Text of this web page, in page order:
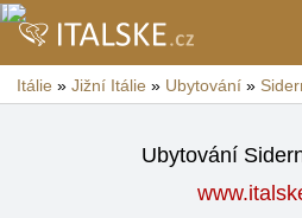
Itálie » Jižní Itálie » Ubytování »
Ubytování